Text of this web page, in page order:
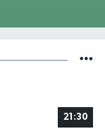
21:30